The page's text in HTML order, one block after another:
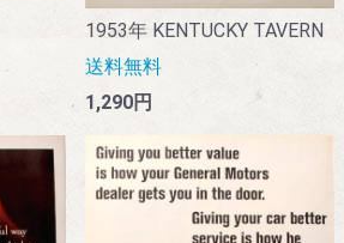
1953年 KENTUCKY TAVERN
送料無料
1,290円